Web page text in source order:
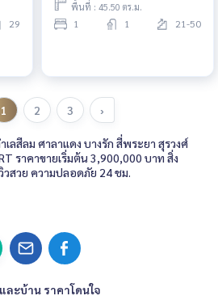
29
พื้นที่ : 45.50 ตร.ม.
1 1 21-50
1 2 3 ›
ลสีลม ศาลาแดง บางรัก สี่พระยา สุรวงศ์
ราคาขายเริ่มต้น 3,900,000 บาท สิ่ง
สวย ความปลอดภัย 24 ชม.
ละบ้าน ราคาโดนใจ